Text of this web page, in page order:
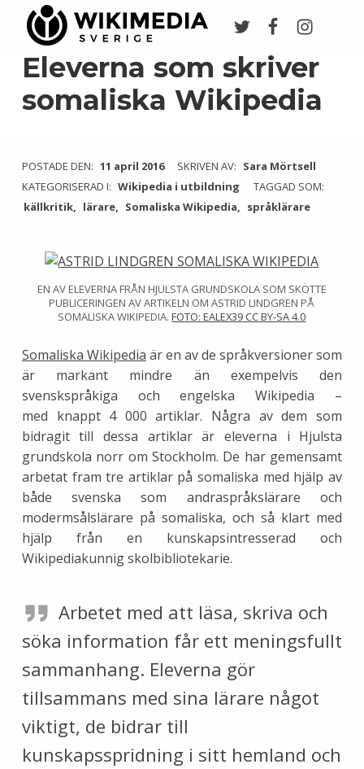
Eleverna som skriver
somaliska Wikipedia
POSTADE DEN: 11 april 2016 SKRIVEN AV: Sara Mörtsell
KATEGORISERAD I: Wikipedia i utbildning
TAGGAD SOM:
källkritik
lärare Somaliska Wikipedia språklärare
EN AV ELEVERNA FRÅN HJULSTA GRUNDSKOLA SOM SKÖTTE
PUBLICERINGEN AV ARTIKELN OM ASTRID LINDGREN PÅ
SOMALISKA WIKIPEDIA.FOTO: EALEX39 CC BY-SA 4.0
Somaliska Wikipedia är en av de språkversioner som
är markant mindre än exempelvis den
svenskspråkiga och engelska Wikipedia –
med knappt 4 000 artiklar. Några av dem som
bidragit till dessa artiklar är eleverna i Hjulsta
grundskola norr om Stockholm. De har gemensamt
arbetat fram tre artiklar på somaliska med hjälp av
både svenska som andraspråkslärare och
modermsålslärare på somaliska, och så klart med
hjälp från en kunskapsintresserad och
Wikipediakunnig skolbibliotekarie.
Arbetet med att läsa, skriva och
söka information får ett meningsfullt
sammanhang. Eleverna gör
tillsammans med sina lärare något
viktigt, de bidrar till
kunskapsspridning i sitt hemland och